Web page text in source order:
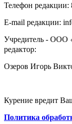
Телефон редакции:
E-mail редакции:
Учредитель - ООО
редактор:
Озеров Игорь
Курение вредит
Политика